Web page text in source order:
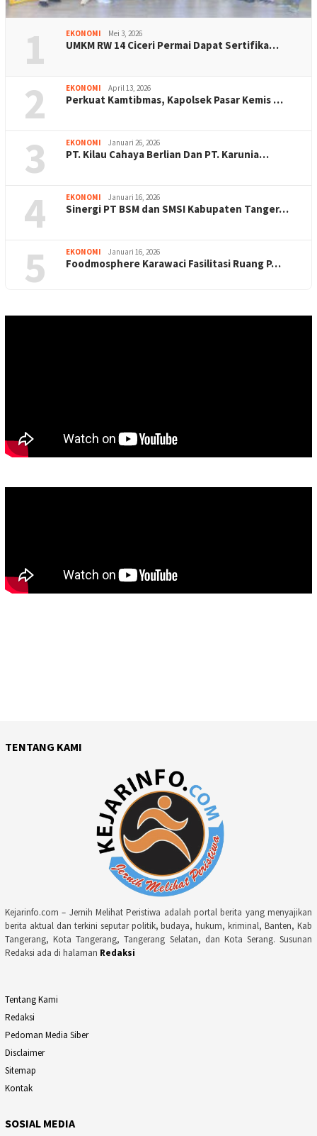
1 EKONOMI Mei 3, 2026
UMKM RW 14 Ciceri Permai Dapat Sertifika…
2 EKONOMI April 13, 2026
Perkuat Kamtibmas, Kapolsek Pasar Kemis …
3 EKONOMI Januari 26, 2026
PT. Kilau Cahaya Berlian Dan PT. Karunia…
4 EKONOMI Januari 16, 2026
Sinergi PT BSM dan SMSI Kabupaten Tanger…
5 EKONOMI Januari 16, 2026
Foodmosphere Karawaci Fasilitasi Ruang P…
TENTANG KAMI
Kejarinfo.com – Jernih Melihat Peristiwa adalah portal berita yang menyajikan
berita aktual dan terkini seputar politik, budaya, hukum, kriminal, Banten, Kab
Tangerang, Kota Tangerang, Tangerang Selatan, dan Kota Serang. Susunan
Redaksi ada di halaman Redaksi
Tentang Kami
Redaksi
Pedoman Media Siber
Disclaimer
Sitemap
Kontak
SOSIAL MEDIA